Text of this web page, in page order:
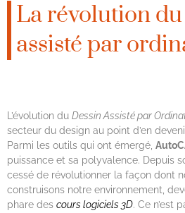
La révolution
assisté par
L’évolution du Dessin Assisté par
secteur du design au point d’en
Parmi les outils qui ont émergé,
puissance et sa polyvalence. Depuis
cessé de révolutionner la façon dont
construisons notre environnement,
phare des cours logiciels 3D. Ce n’est